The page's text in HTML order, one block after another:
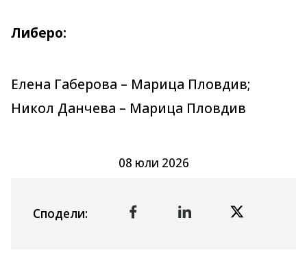
Либеро:
Елена Габерова – Марица Пловдив;
Никол Данчева – Марица Пловдив
08 юли 2026
Сподели: